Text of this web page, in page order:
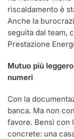
riscaldamento è
Anche la
seguita dal team,
Prestazione
Mutuo più
numeri
Con la
banca. Ma non
favore. Bensì con
concrete: una